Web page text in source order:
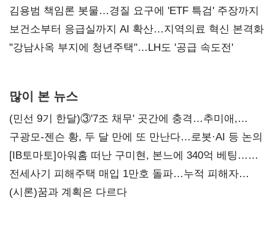
김용범 책임론 봇물…경질 요구에 'ETF 특검' 주장까지
보건소부터 응급실까지 AI 확산…지역의료 혁신 본격화
"강남사옥 부지에 청년주택"…LH도 '공급 속도전'
많이 본 뉴스
(민선 9기 한달)③'7조 채무' 곳간에 충격…추미애,
20년만에 '비상재정' 선언 승부수
구광모-젠슨 황, 두 달 만에 또 만난다…로봇·AI 등 논의
[IB토마토]아워홈 떠난 구미현, 본느에 340억 베팅…
가족 지배체제 구축
전세사기 피해주택 매입 1만호 돌파…누적 피해자
4만278명
(시론)꿈과 계획은 다르다